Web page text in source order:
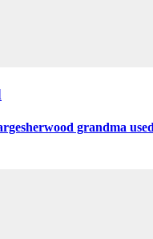
grandma